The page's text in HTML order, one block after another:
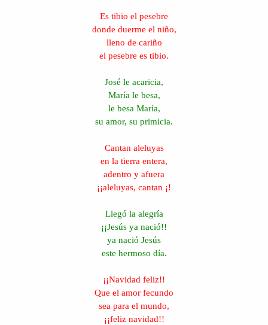
Es tibio el pesebre
donde duerme el niño,
lleno de cariño
el pesebre es tibio.
José le acaricia,
María le besa,
le besa María,
su amor, su primicia.
Cantan aleluyas
en la tierra entera,
adentro y afuera
¡¡aleluyas, cantan ¡!
Llegó la alegría
¡¡Jesús ya nació!!
ya nació Jesús
este hermoso día.
¡¡Navidad feliz!!
Que el amor fecundo
sea para el mundo,
¡¡feliz navidad!!